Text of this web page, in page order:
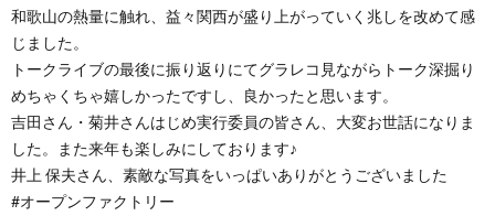
和歌山の熱量に触れ、益々関西が盛り上がっていく兆しを改めて感
じました。
トークライブの最後に振り返りにてグラレコ見ながらトーク深掘り
めちゃくちゃ嬉しかったですし、良かったと思います。
吉田さん・菊井さんはじめ実行委員の皆さん、大変お世話になりま
した。また来年も楽しみにしております♪
井上 保夫さん、素敵な写真をいっぱいありがとうございました
#オープンファクトリー